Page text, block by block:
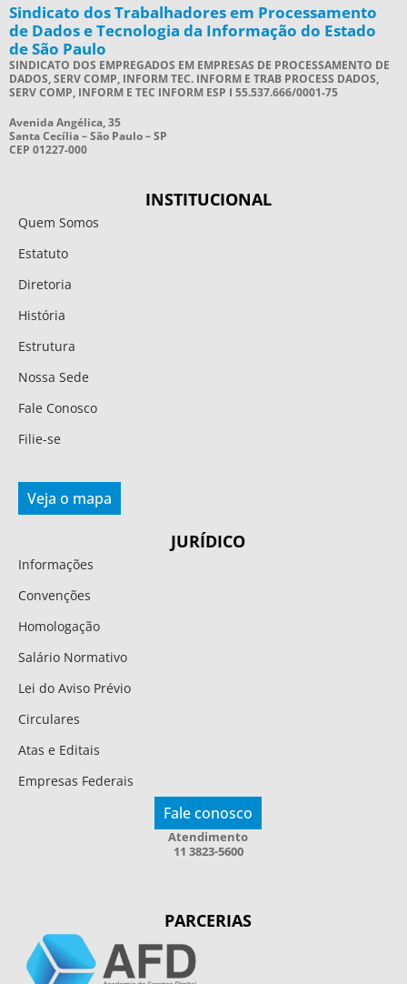
Sindicato dos Trabalhadores em Processamento
de Dados e Tecnologia da Informação do Estado
de São Paulo
SINDICATO DOS EMPREGADOS EM EMPRESAS DE PROCESSAMENTO DE
DADOS, SERV COMP, INFORM TEC. INFORM E TRAB PROCESS DADOS,
SERV COMP, INFORM E TEC INFORM ESP I 55.537.666/0001-75
Avenida Angélica, 35
Santa Cecília – São Paulo – SP
CEP 01227-000
INSTITUCIONAL
Quem Somos
Estatuto
Diretoria
História
Estrutura
Nossa Sede
Fale Conosco
Filie-se
Veja o mapa
JURÍDICO
Informações
Convenções
Homologação
Salário Normativo
Lei do Aviso Prévio
Circulares
Atas e Editais
Empresas Federais
Fale conosco
Atendimento
11 3823-5600
PARCERIAS